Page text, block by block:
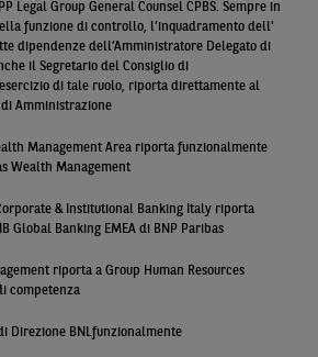
Legal Group General Counsel CPBS. Sempre in
funzione di controllo, l’inquadramento dell'
dipendenze dell’Amministratore Delegato di
il Segretario del Consiglio di
di tale ruolo, riporta direttamente al
Amministrazione
Management Area riporta funzionalmente
Wealth Management
& Institutional Banking Italy riporta
Global Banking EMEA di BNP Paribas
riporta a Group Human Resources
competenza
Direzione BNLfunzionalmente